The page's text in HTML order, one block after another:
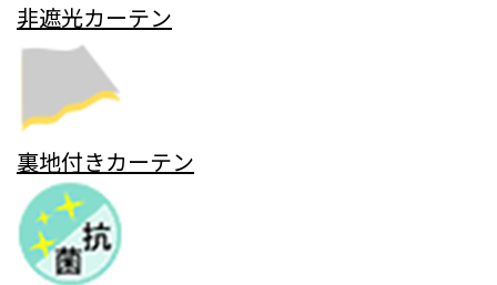
非遮光カーテン
裏地付きカーテン